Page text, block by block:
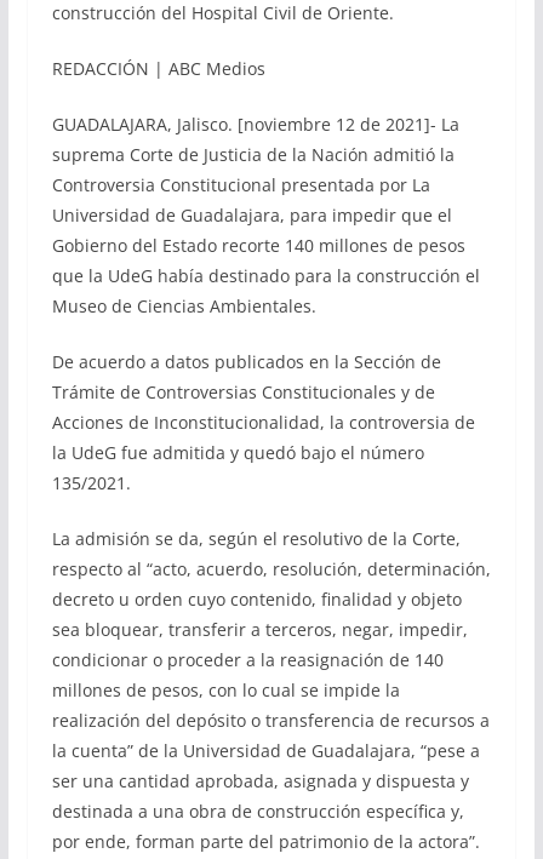
construcción del Hospital Civil de Oriente.
REDACCIÓN | ABC Medios
GUADALAJARA, Jalisco. [noviembre 12 de 2021]- La
suprema Corte de Justicia de la Nación admitió la
Controversia Constitucional presentada por La
Universidad de Guadalajara, para impedir que el
Gobierno del Estado recorte 140 millones de pesos
que la UdeG había destinado para la construcción el
Museo de Ciencias Ambientales.
De acuerdo a datos publicados en la Sección de
Trámite de Controversias Constitucionales y de
Acciones de Inconstitucionalidad, la controversia de
la UdeG fue admitida y quedó bajo el número
135/2021.
La admisión se da, según el resolutivo de la Corte,
respecto al “acto, acuerdo, resolución, determinación,
decreto u orden cuyo contenido, finalidad y objeto
sea bloquear, transferir a terceros, negar, impedir,
condicionar o proceder a la reasignación de 140
millones de pesos, con lo cual se impide la
realización del depósito o transferencia de recursos a
la cuenta” de la Universidad de Guadalajara, “pese a
ser una cantidad aprobada, asignada y dispuesta y
destinada a una obra de construcción específica y,
por ende, forman parte del patrimonio de la actora”.